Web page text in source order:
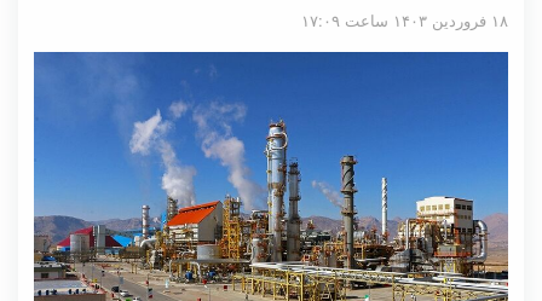
۱۸ فروردین ۱۴۰۳ ساعت ۱۷:۰۹